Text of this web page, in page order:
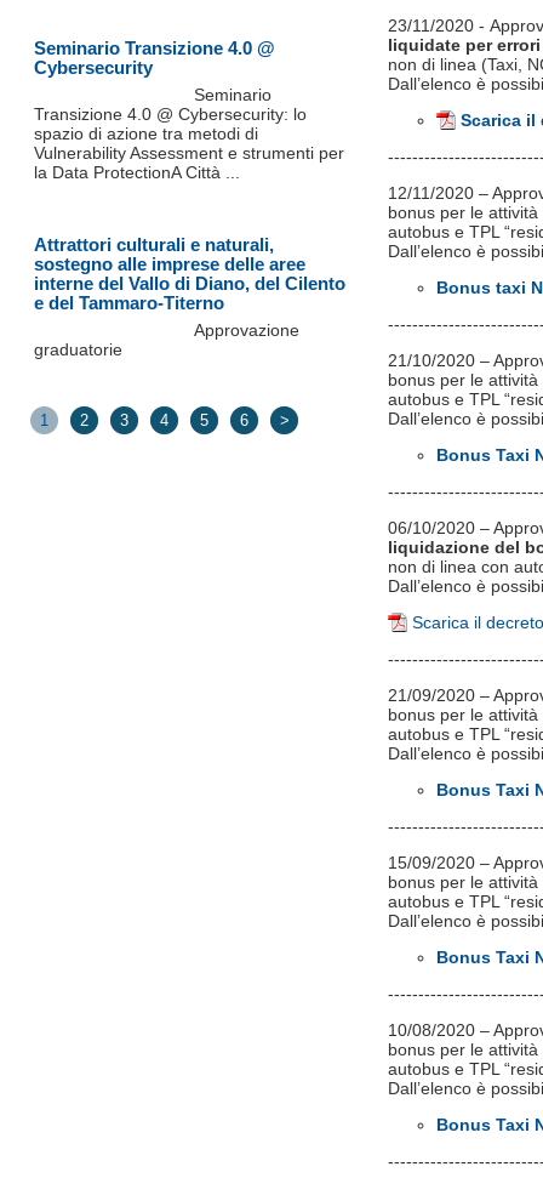
23/11/2020 -
liquidate per
non di linea (Taxi,
Dall’elenco è
Scarica il
12/11/2020 –
bonus per le
autobus e TPL
Dall’elenco è
Bonus taxi
21/10/2020 –
bonus per le
autobus e TPL
Dall’elenco è
Bonus Taxi
06/10/2020 –
liquidazione del
non di linea con
Dall’elenco è
Scarica il
21/09/2020 –
bonus per le
autobus e TPL
Dall’elenco è
Bonus Taxi
15/09/2020 –
bonus per le
autobus e TPL
Dall’elenco è
Bonus Taxi
10/08/2020 –
bonus per le
autobus e TPL
Dall’elenco è
Bonus Taxi
Seminario Transizione 4.0 @
Cybersecurity
Seminario
Transizione 4.0 @ Cybersecurity: lo
spazio di azione tra metodi di
Vulnerability Assessment e strumenti per
la Data ProtectionA Città ...
Attrattori culturali e naturali,
sostegno alle imprese delle aree
interne del Vallo di Diano, del Cilento
e del Tammaro-Titerno
Approvazione
graduatorie
1 2 3 4 5 6 >